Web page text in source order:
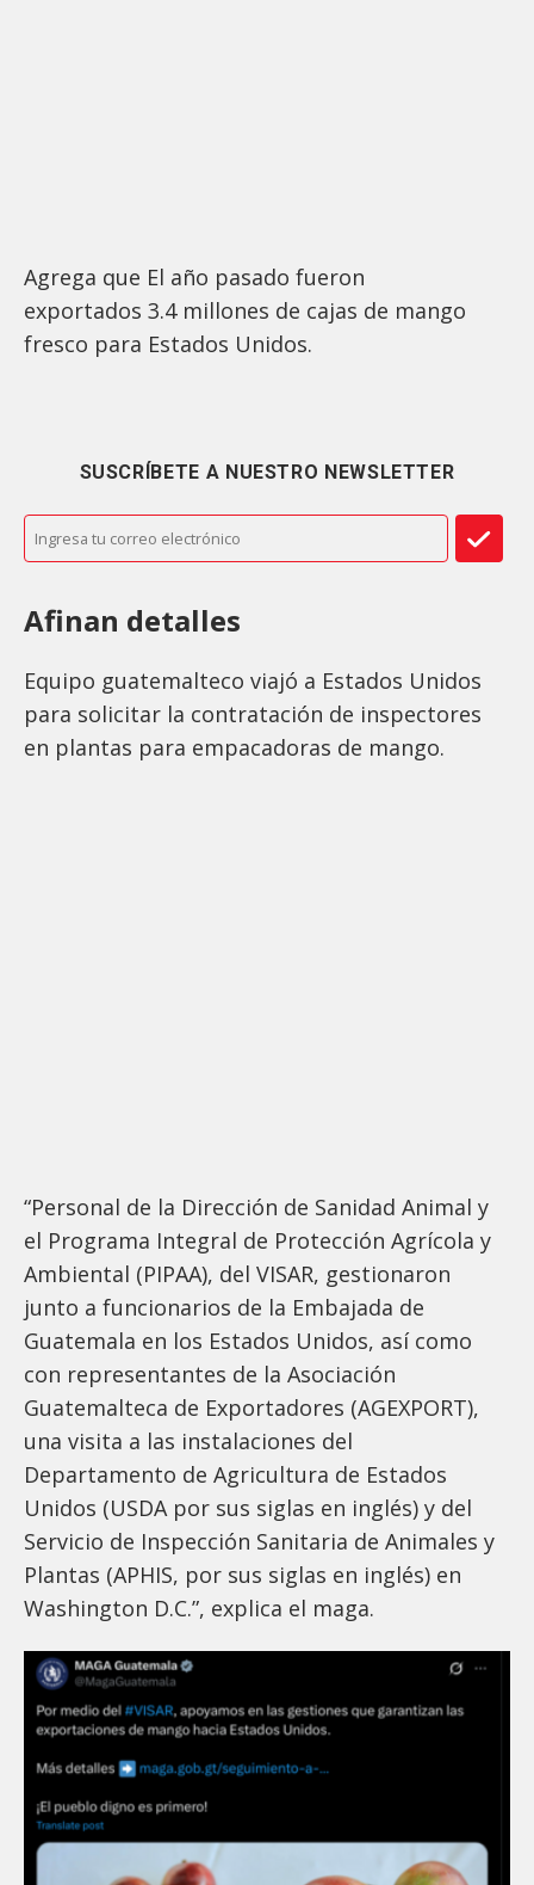
Agrega que El año pasado fueron
exportados 3.4 millones de cajas de mango
fresco para Estados Unidos.
SUSCRÍBETE A NUESTRO NEWSLETTER
Afinan detalles
Equipo guatemalteco viajó a Estados Unidos
para solicitar la contratación de inspectores
en plantas para empacadoras de mango.
“Personal de la Dirección de Sanidad Animal y
el Programa Integral de Protección Agrícola y
Ambiental (PIPAA), del VISAR, gestionaron
junto a funcionarios de la Embajada de
Guatemala en los Estados Unidos, así como
con representantes de la Asociación
Guatemalteca de Exportadores (AGEXPORT),
una visita a las instalaciones del
Departamento de Agricultura de Estados
Unidos (USDA por sus siglas en inglés) y del
Servicio de Inspección Sanitaria de Animales y
Plantas (APHIS, por sus siglas en inglés) en
Washington D.C.”, explica el maga.